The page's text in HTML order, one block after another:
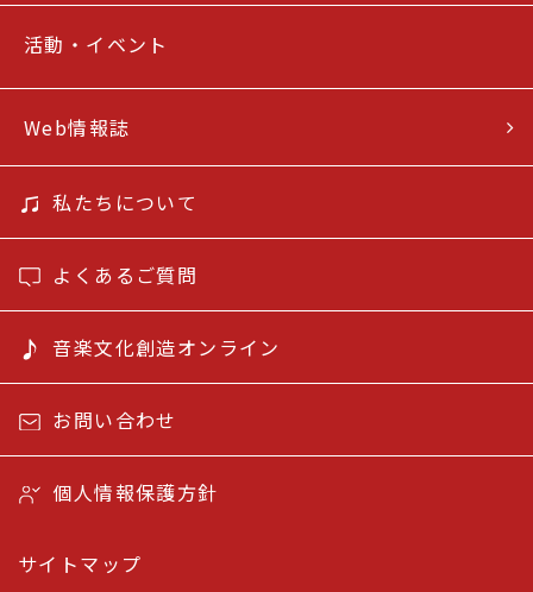
活動・イベント
Web情報誌
私たちについて
よくあるご質問
音楽文化創造オンライン
お問い合わせ
個人情報保護方針
サイトマップ